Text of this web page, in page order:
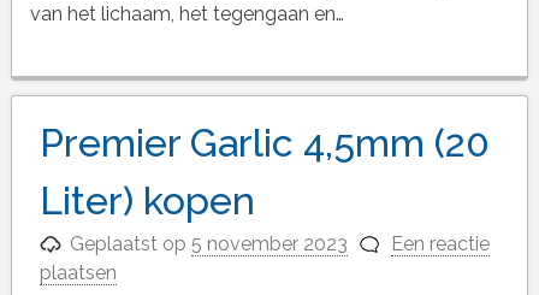
van het lichaam, het tegengaan en…
Premier Garlic 4,5mm (20
Liter) kopen
Geplaatst op5 november 2023
Een reactie
plaatsen